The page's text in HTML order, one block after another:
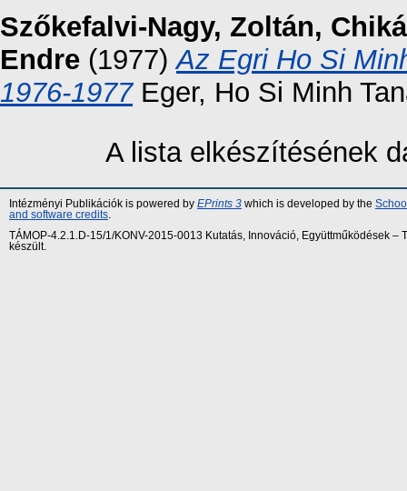
Szőkefalvi-Nagy, Zoltán,
Endre (1977)Az Egri Ho Si
1976-1977Eger, Ho Si Minh
A lista elkészítésének
Intézményi Publikációk is powered by EPrints 3 which is developed by the
and software credits
TÁMOP-4.2.1.D-15/1/KONV-2015-0013 Kutatás, Innováció, Együttműködések
készült.